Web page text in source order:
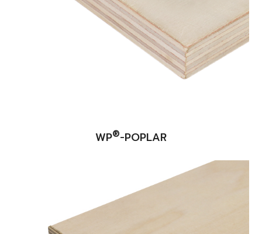
WP®-POPLAR